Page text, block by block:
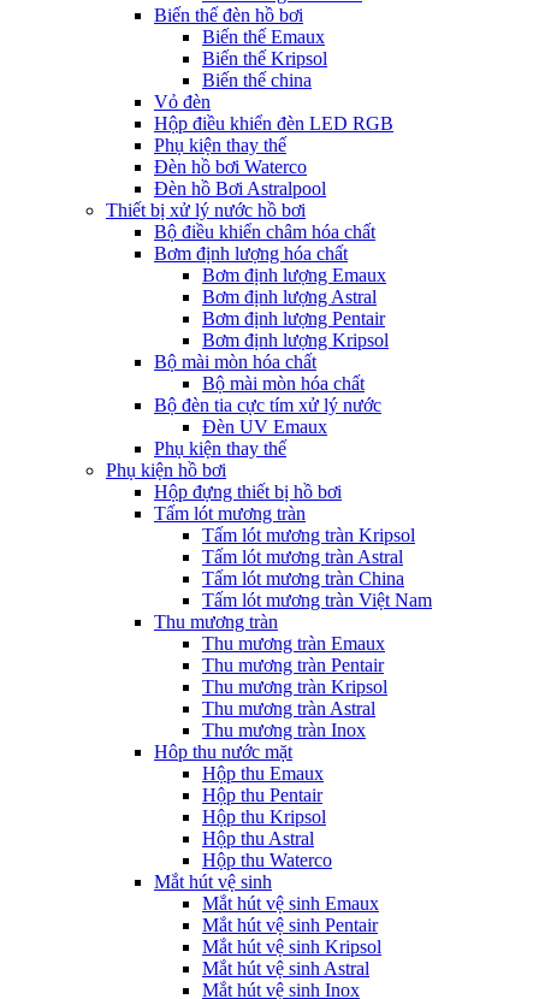
Biến thế đèn hồ bơi
Biến thế Emaux
Biến thế Kripsol
Biến thế china
Vỏ đèn
Hộp điều khiển đèn LED RGB
Phụ kiện thay thế
Đèn hồ bơi Waterco
Đèn hồ Bơi Astralpool
Thiết bị xử lý nước hồ bơi
Bộ điều khiển châm hóa chất
Bơm định lượng hóa chất
Bơm định lượng Emaux
Bơm định lượng Astral
Bơm định lượng Pentair
Bơm định lượng Kripsol
Bộ mài mòn hóa chất
Bộ mài mòn hóa chất
Bộ đèn tia cực tím xử lý nước
Đèn UV Emaux
Phụ kiện thay thế
Phụ kiện hồ bơi
Hộp đựng thiết bị hồ bơi
Tấm lót mương tràn
Tấm lót mương tràn Kripsol
Tấm lót mương tràn Astral
Tấm lót mương tràn China
Tấm lót mương tràn Việt Nam
Thu mương tràn
Thu mương tràn Emaux
Thu mương tràn Pentair
Thu mương tràn Kripsol
Thu mương tràn Astral
Thu mương tràn Inox
Hôp thu nước mặt
Hộp thu Emaux
Hộp thu Pentair
Hộp thu Kripsol
Hộp thu Astral
Hộp thu Waterco
Mắt hút vệ sinh
Mắt hút vệ sinh Emaux
Mắt hút vệ sinh Pentair
Mắt hút vệ sinh Kripsol
Mắt hút vệ sinh Astral
Mắt hút vệ sinh Inox